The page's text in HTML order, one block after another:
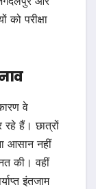
परीक्षा
वे
हैं। छात्रों
आसान नहीं
की। वहीं
इंतजाम